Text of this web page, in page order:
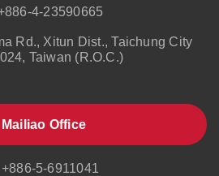
4-23590665
Rd., Xitun Dist., Taichung City
Taiwan (R.O.C.)
Mailiao Office
+886-5-6911041